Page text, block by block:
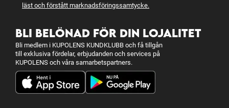
läst och förstått marknadsföringssamtycke.
BLI BELÖNAD FÖR DIN LOJALITET
Bli medlem i KUPOLENS KUNDKLUBB och få tillgån
till exklusiva fördelar, erbjudanden och services på
KUPOLENS och våra samarbetspartners.